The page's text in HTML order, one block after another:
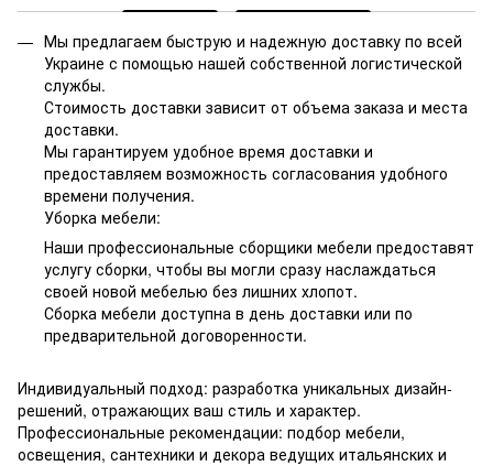
Мы предлагаем быструю и надежную доставку по всей
Украине с помощью нашей собственной логистической
службы.
Стоимость доставки зависит от объема заказа и места
доставки.
Мы гарантируем удобное время доставки и
предоставляем возможность согласования удобного
времени получения.
Уборка мебели:
Наши профессиональные сборщики мебели предоставят
услугу сборки, чтобы вы могли сразу наслаждаться
своей новой мебелью без лишних хлопот.
Сборка мебели доступна в день доставки или по
предварительной договоренности.
Индивидуальный подход: разработка уникальных дизайн-
решений, отражающих ваш стиль и характер.
Профессиональные рекомендации: подбор мебели,
освещения, сантехники и декора ведущих итальянских и